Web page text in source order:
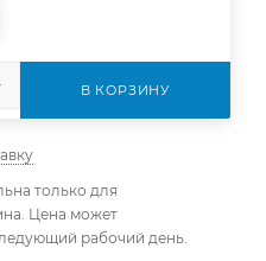
В КОРЗИНУ
только для
Цена может
рабочий день.